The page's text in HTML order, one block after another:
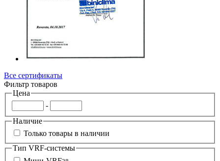
Все сертификаты
Фильтр товаров
Цена
-
Наличие
Только товары в наличии
Тип VRF-системы